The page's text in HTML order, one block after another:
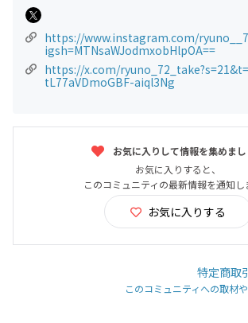
https://www.instagram.com/
igsh=MTNsaWJodmxobHlpOA==
https://x.com/
tL77aVDmoGBF-aiql3Ng
お気に入りして情報を集めまし
お気に入りすると、
このコミュニティの最新情報を通知し
お気に入りする
特定商取
このコミュニティへの取材